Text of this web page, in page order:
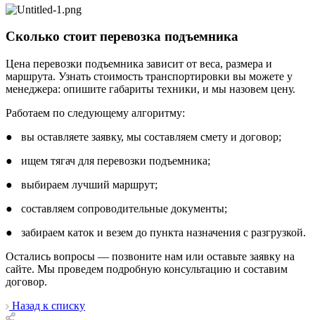
Сколько стоит перевозка подъемника
Цена перевозки подъемника зависит от веса, размера и
маршрута. Узнать стоимость транспортировки вы можете у
менеджера: опишите габариты техники, и мы назовем цену.
Работаем по следующему алгоритму:
● вы оставляете заявку, мы составляем смету и договор;
● ищем тягач для перевозки подъемника;
● выбираем лучший маршрут;
● составляем сопроводительные документы;
● забираем каток и везем до пункта назначения с разгрузкой.
Остались вопросы — позвоните нам или оставьте заявку на
сайте. Мы проведем подробную консультацию и составим
договор.
Назад к списку